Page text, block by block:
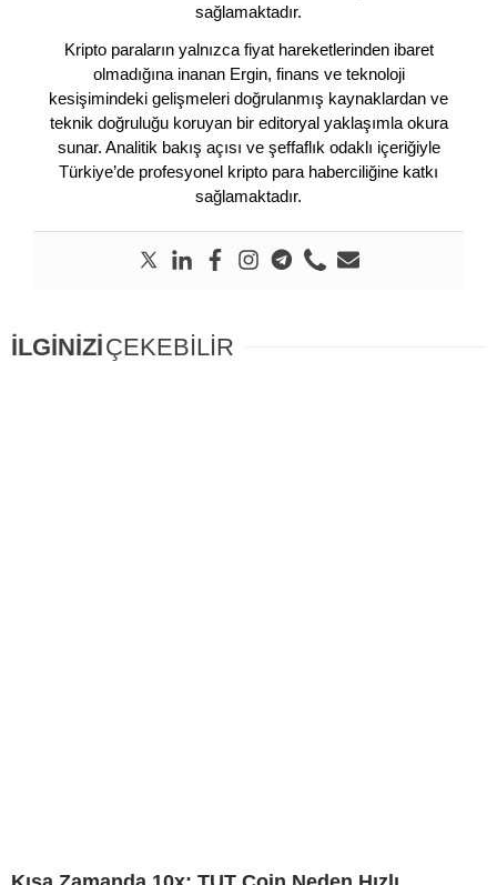
sağlamaktadır.
Kripto paraların yalnızca fiyat hareketlerinden ibaret
olmadığına inanan Ergin, finans ve teknoloji
kesişimindeki gelişmeleri doğrulanmış kaynaklardan ve
teknik doğruluğu koruyan bir editoryal yaklaşımla okura
sunar. Analitik bakış açısı ve şeffaflık odaklı içeriğiyle
Türkiye’de profesyonel kripto para haberciliğine katkı
sağlamaktadır.
İLGİNİZİÇEKEBİLİR